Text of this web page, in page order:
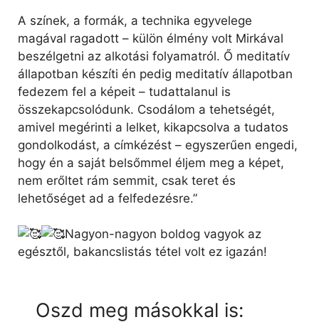
A színek, a formák, a technika egyvelege
magával ragadott – külön élmény volt Mirkával
beszélgetni az alkotási folyamatról. Ő meditatív
állapotban készíti én pedig meditatív állapotban
fedezem fel a képeit – tudattalanul is
összekapcsolódunk. Csodálom a tehetségét,
amivel megérinti a lelket, kikapcsolva a tudatos
gondolkodást, a címkézést – egyszerűen engedi,
hogy én a saját belsőmmel éljem meg a képet,
nem erőltet rám semmit, csak teret és
lehetőséget ad a felfedezésre.”
Nagyon-nagyon boldog vagyok az
egésztől, bakancslistás tétel volt ez igazán!
Oszd meg másokkal is: